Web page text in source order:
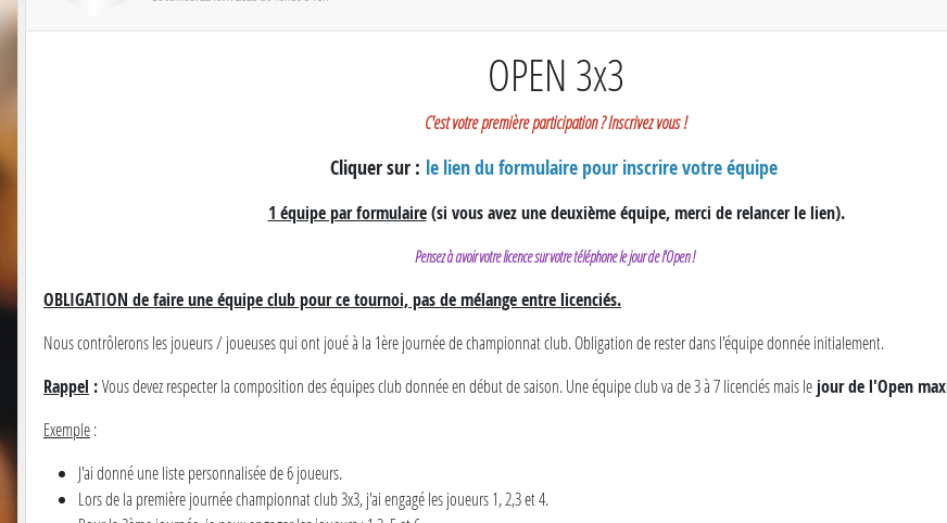
OPEN 3x3
C'est votre première participation ? Inscrivez vous !
Cliquer sur : le lien du formulaire pour inscrire votre équipe
1 équipe par formulaire(si vous avez une deuxième équipe, merci de relancer le lien).
Pensez à avoir votre licence sur votre téléphone le jour de l'Open !
OBLIGATION de faire une équipe club pour ce tournoi, pas de mélange entre licenciés.
Nous contrôlerons les joueurs / joueuses qui ont joué à la 1ère journée de championnat club. Obligation de rester dans l'équipe donnée initialement.
Rappel :Vous devez respecter la composition des équipes club donnée en début de saison. Une équipe club va de 3 à 7 licenciés mais le jour de l'Open
Exemple:
J'ai donné une liste personnalisée de 6 joueurs.
Lors de la première journée championnat club 3x3, j'ai engagé les joueurs 1, 2,3 et 4.